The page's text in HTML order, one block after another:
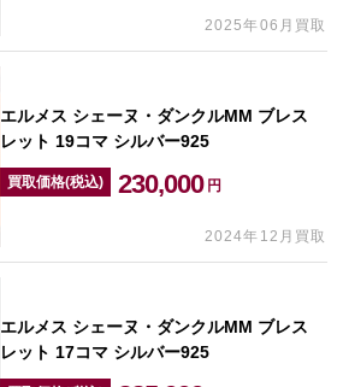
2025年06月買取
エルメス シェーヌ・ダンクルMM ブレス
レット 19コマ シルバー925
買取価格(税込) 230,000 円
2024年12月買取
エルメス シェーヌ・ダンクルMM ブレス
レット 17コマ シルバー925